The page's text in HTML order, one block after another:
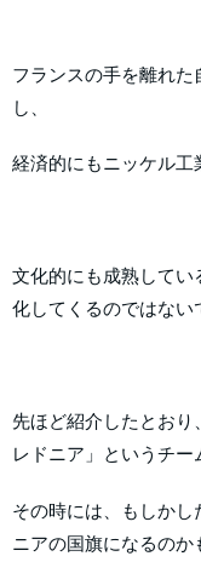
フランスの手を離れ
し、
経済的にもニッケル工
文化的にも成熟してい
化してくるのではない
先ほど紹介したとおり
レドニア」というチー
その時には、もしか
ニアの国旗になるのか